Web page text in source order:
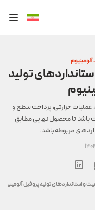
تولید
عملیات حرارتی، پرداخت سطح و
باشد تا محصول نهایی مطابق
مربوطه باشد.
استانداردهای تولید پروفیل آلومینیوم